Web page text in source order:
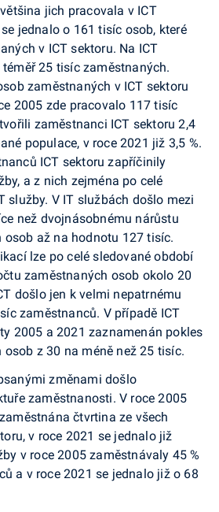
jich pracovala v ICT
jednalo o 161 tisíc osob, které
v ICT sektoru. Na ICT
25 tisíc zaměstnaných.
zaměstnaných v ICT sektoru
2005 zde pracovalo 117 tisíc
zaměstnanci ICT sektoru 2,4
populace, v roce 2021 již 3,5 %.
ICT sektoru zapříčinily
a z nich zejména po celé
služby. V IT službách došlo mezi
než dvojnásobnému nárůstu
osob až na hodnotu 127 tisíc.
lze po celé sledované období
zaměstnaných osob okolo 20
došlo jen k velmi nepatrnému
zaměstnanců. V případě ICT
2005 a 2021 zaznamenán pokles
z 30 na méně než 25 tisíc.
změnami došlo
zaměstnanosti. V roce 2005
čtvrtina ze všech
v roce 2021 se jednalo již
v roce 2005 zaměstnávaly 45 %
a v roce 2021 se jednalo již o 68